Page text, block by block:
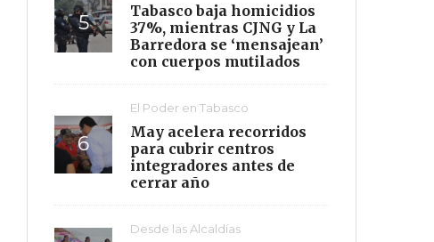
Tabasco baja homicidios
37%, mientras CJNG y La
Barredora se ‘mensajean’
con cuerpos mutilados
El Poder en Tabasco
May acelera recorridos
para cubrir centros
integradores antes de
cerrar año
Desde las Alcaldías